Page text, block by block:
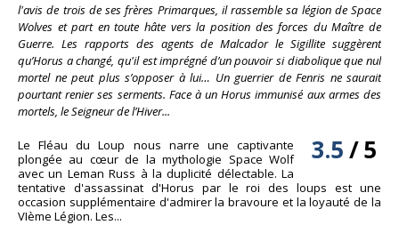
l'avis de trois de ses frères Primarques, il rassemble sa légion de Space
Wolves et part en toute hâte vers la position des forces du Maître de
Guerre. Les rapports des agents de Malcador le Sigillite suggèrent
qu’Horus a changé, qu'il est imprégné d’un pouvoir si diabolique que nul
mortel ne peut plus s’opposer à lui… Un guerrier de Fenris ne saurait
pourtant renier ses serments. Face à un Horus immunisé aux armes des
mortels, le Seigneur de l’Hiver...
3.5/5
Le Fléau du Loup nous narre une captivante
plongée au cœur de la mythologie Space Wolf
avec un Leman Russ à la duplicité délectable. La
tentative d'assassinat d'Horus par le roi des loups est une
occasion supplémentaire d'admirer la bravoure et la loyauté de la
VIème Légion. Les...